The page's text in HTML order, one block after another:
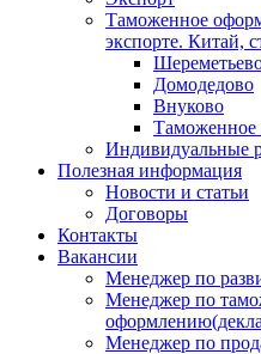
Таможенное
экспорте. Китай,
Домодедово
Внуково
Таможенное
Индивидуальные
Полезная информация
Новости и статьи
Договоры
Контакты
Вакансии
Менеджер по
Менеджер по
Менеджер по